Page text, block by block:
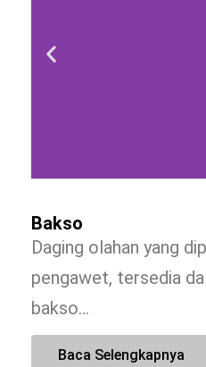
Bakso
Daging olahan yang
pengawet, tersedia
bakso…
Baca Selengkapnya